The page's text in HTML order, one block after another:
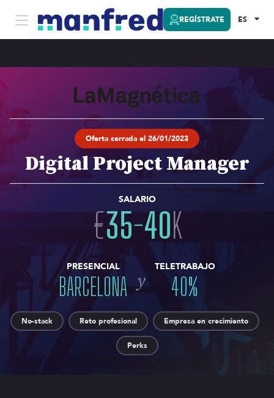
REGÍSTRATE ES
Oferta cerrada el 26/01/2023
Digital Project Manager
SALARIO
€35-40K
PRESENCIAL
BARCELONA y
TELETRABAJO
40%
No-stack Reto profesional Empresa en crecimiento
Perks